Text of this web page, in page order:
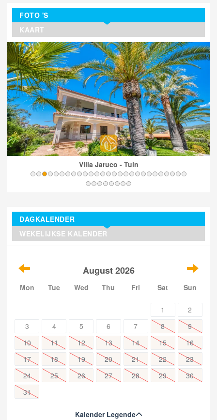
FOTO 'S
KAART
Villa Jaruco - Tuin
DAGKALENDER
WEKELIJKSE KALENDER
August 2026
Mon Tue Wed Thu Fri Sat Sun
1
2
3
4 5 6 7 8
9
10
11 12 13 14 15
16
17
18 19 20 21 22
23
24
25 26 27 28 29
30
31
Kalender Legende